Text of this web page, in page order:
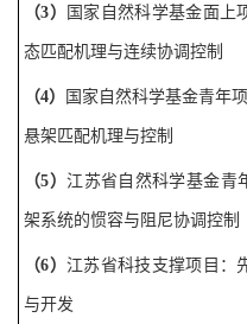
（3） 国家自然科学基金面上
态匹配机理与连续协调控制
（4） 国家自然科学基金青年
悬架匹配机理与控制
（5）江苏省自然科学基金青
架系统的惯容与阻尼协调控制
（6） 江苏省科技支撑项目 ：
与开发